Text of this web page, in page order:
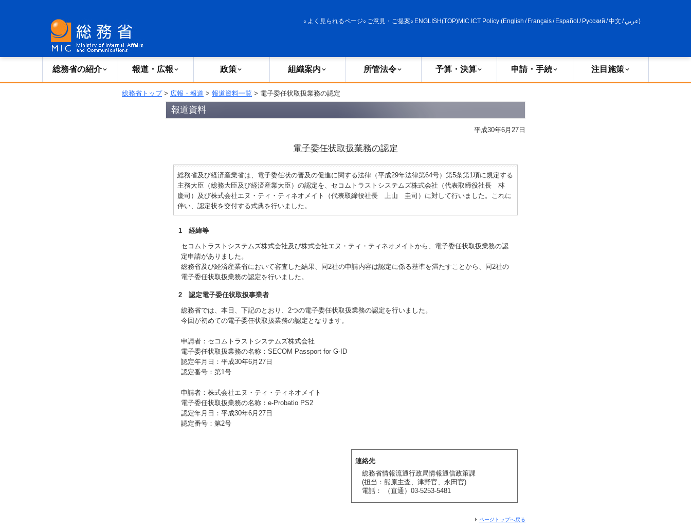
よく見られるページ ご意見・ご提案 ENGLISH(TOP)MIC ICT Policy (English / Français/ Español / Русский /中文 /عربي)
総務省の紹介 報道・広報 政策 組織案内 所管法令 予算・決算 申請・手続 注目施策
総務省トップ> 広報・報道 > 報道資料一覧 > 電子委任状取扱業務の認定
報道資料
平成30年6月27日
電子委任状取扱業務の認定
総務省及び経済産業省は、電子委任状の普及の促進に関する法律（平成29年法律第64号）第5条第1項に規定する
主務大臣（総務大臣及び経済産業大臣）の認定を、セコムトラストシステムズ株式会社（代表取締役社長 林
慶司）及び株式会社エヌ・ティ・ティネオメイト（代表取締役社長 上山 圭司）に対して行いました。これに
伴い、認定状を交付する式典を行いました。
1 経緯等
セコムトラストシステムズ株式会社及び株式会社エヌ・ティ・ティネオメイトから、電子委任状取扱業務の認
定申請がありました。
総務省及び経済産業省において審査した結果、同2社の申請内容は認定に係る基準を満たすことから、同2社の
電子委任状取扱業務の認定を行いました。
2 認定電子委任状取扱事業者
総務省では、本日、下記のとおり、2つの電子委任状取扱業務の認定を行いました。
今回が初めての電子委任状取扱業務の認定となります。
申請者：セコムトラストシステムズ株式会社
電子委任状取扱業務の名称：SECOM Passport for G-ID
認定年月日：平成30年6月27日
認定番号：第1号
申請者：株式会社エヌ・ティ・ティネオメイト
電子委任状取扱業務の名称：e-Probatio PS2
認定年月日：平成30年6月27日
認定番号：第2号
連絡先
総務省情報流通行政局情報通信政策課
(担当：熊原主査、津野官、永田官)
電話： （直通）03-5253-5481
ページトップへ戻る